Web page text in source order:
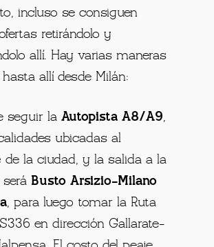
incluso se consiguen
retirándolo y
allí. Hay varias maneras
allí desde Milán:
seguir laAutopista A8/A9,
ubicadas al
de la ciudad, y la salida a la
será Busto Arsizio-Milano
, para luego tomar la Ruta
en dirección Gallarate-